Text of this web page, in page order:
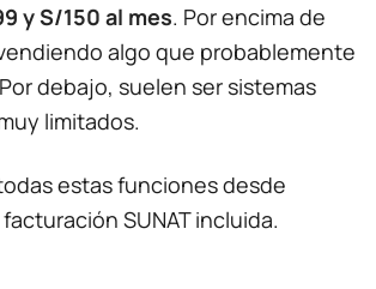
y S/150 al mes. Por encima de
algo que probablemente
debajo, suelen ser sistemas
limitados.
estas funciones desde
SUNAT incluida.